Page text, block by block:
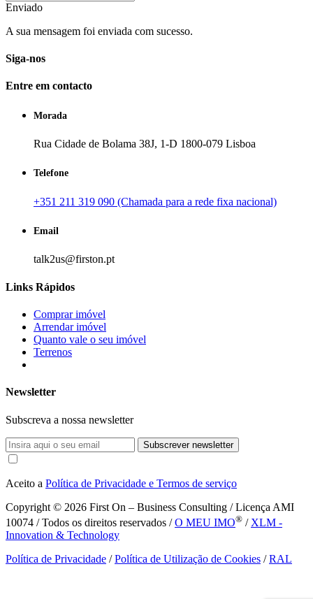
Enviado
A sua mensagem foi enviada com sucesso.
Siga-nos
Entre em contacto
Morada
Rua Cidade de Bolama 38J, 1-D 1800-079 Lisboa
Telefone
+351 211 319 090 (Chamada para a rede fixa nacional)
Email
talk2us@firston.pt
Links Rápidos
Comprar imóvel
Arrendar imóvel
Quanto vale o seu imóvel
Terrenos
Newsletter
Subscreva a nossa newsletter
Subscrever newsletter
Aceito a Política de Privacidade e Termos de serviço
Copyright © 2026 First On – Business Consulting / Licença AMI
10074 / Todos os direitos reservados /O MEU IMO® / XLM -
Innovation & Technology
Política de Privacidade /Política de Utilização de Cookies /RAL